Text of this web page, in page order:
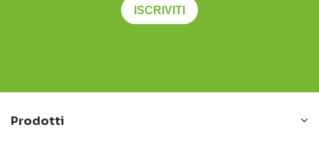
ISCRIVITI
Prodotti